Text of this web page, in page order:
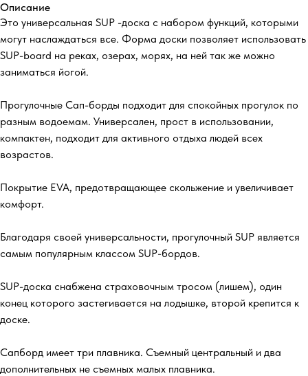
Описание
Это универсальная SUP -доска с набором функций, которыми
могут наслаждаться все. Форма доски позволяет использовать
SUP-board на реках, озерах, морях, на ней так же можно
заниматься йогой.
Прогулочные Сап-борды подходит для спокойных прогулок по
разным водоемам. Универсален, прост в использовании,
компактен, подходит для активного отдыха людей всех
возрастов.
Покрытие EVA, предотвращающее скольжение и увеличивает
комфорт.
Благодаря своей универсальности, прогулочный SUP является
самым популярным классом SUP-бордов.
SUP-доска снабжена страховочным тросом (лишем), один
конец которого застегивается на лодышке, второй крепится к
доске.
Сапборд имеет три плавника. Съемный центральный и два
дополнительных не съемных малых плавника.